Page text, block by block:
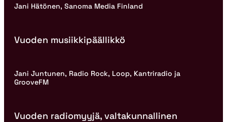
Jani Hätönen, Sanoma Media Finland
Vuoden musiikkipäällikkö
Jani Juntunen, Radio Rock, Loop, Kantriradio ja
GrooveFM
Vuoden radiomyyjä, valtakunnallinen